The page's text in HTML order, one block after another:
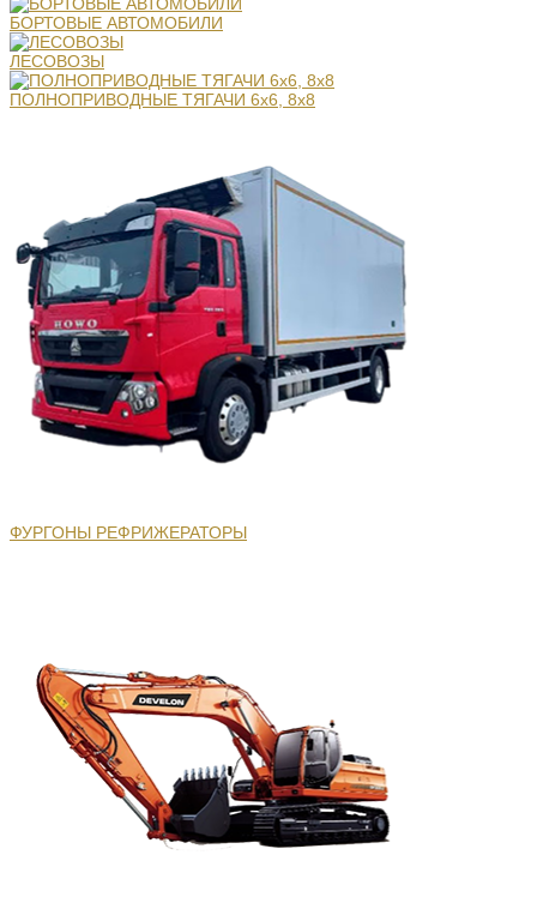
БОРТОВЫЕ АВТОМОБИЛИ
ЛЕСОВОЗЫ
ПОЛНОПРИВОДНЫЕ ТЯГАЧИ 6х6, 8х8
ФУРГОНЫ РЕФРИЖЕРАТОРЫ